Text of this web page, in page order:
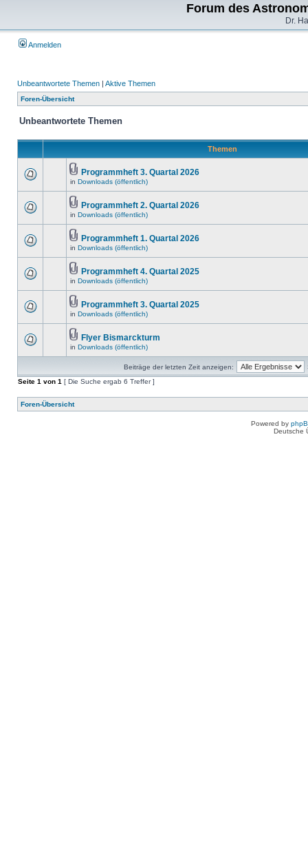
Forum des
Dr.
Anmelden
Unbeantwortete Themen | Aktive Themen
Foren-Übersicht
Unbeantwortete Themen
Themen
Programmheft 3. Quartal 2026
in Downloads (öffentlich)
Programmheft 2. Quartal 2026
in Downloads (öffentlich)
Programmheft 1. Quartal 2026
in Downloads (öffentlich)
Programmheft 4. Quartal 2025
in Downloads (öffentlich)
Programmheft 3. Quartal 2025
in Downloads (öffentlich)
Flyer Bismarckturm
in Downloads (öffentlich)
Beiträge der letzten Zeit anzeigen:
Seite 1 von 1 [ Die Suche ergab 6 Treffer ]
Foren-Übersicht
Powered by
Deutsche